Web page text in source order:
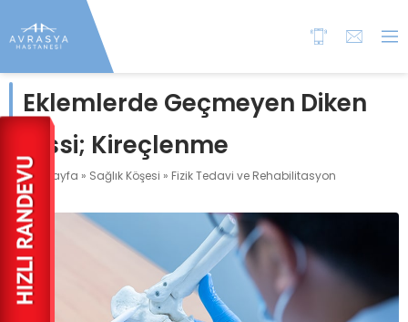
Eklemlerde Geçmeyen Diken
Hissi; Kireçlenme
Anasayfa » Sağlık Köşesi » Fizik Tedavi ve Rehabilitasyon